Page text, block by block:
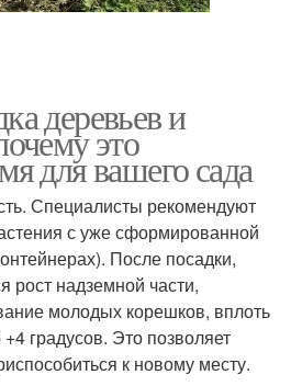
деревьев и
это
для вашего сада
Специалисты рекомендуют
с уже сформированной
После посадки,
рост надземной части,
молодых корешков, вплоть
градусов. Это позволяет
к новому месту.